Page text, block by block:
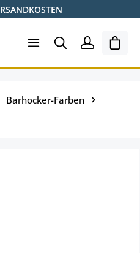
Barhocker-Farben